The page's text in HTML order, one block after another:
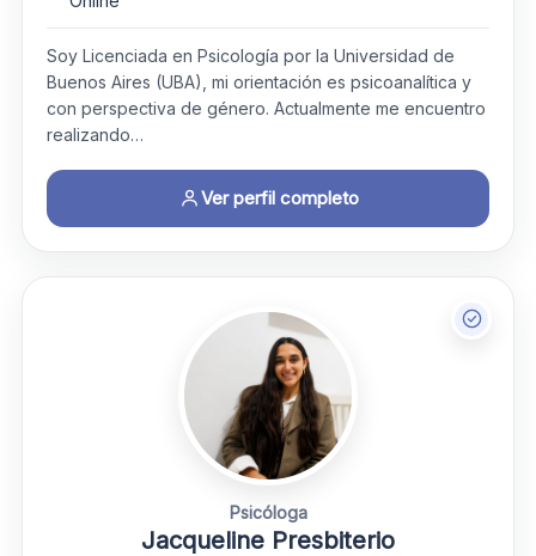
Soy Licenciada en Psicología por la Universidad de
Buenos Aires (UBA), mi orientación es psicoanalítica y
con perspectiva de género. Actualmente me encuentro
realizando…
Ver perfil completo
Psicóloga
Jacqueline Presbiterio